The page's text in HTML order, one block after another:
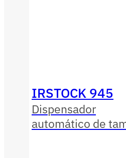
IRSTOCK 945
Dispensador
automático de